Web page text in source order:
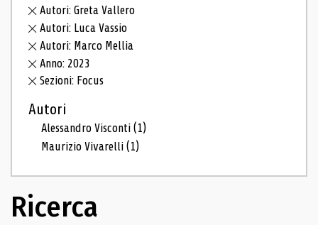
Autori: Greta Vallero
Autori: Luca Vassio
Autori: Marco Mellia
Anno: 2023
Sezioni: Focus
Autori
Alessandro Visconti(1)
Maurizio Vivarelli(1)
Ricerca